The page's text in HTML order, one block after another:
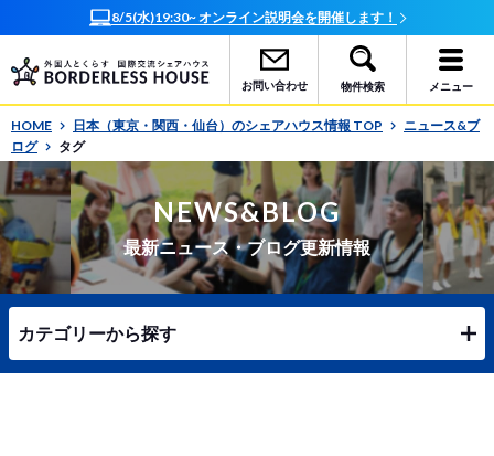
8/5(水)19:30~ オンライン説明会を開催します！
お問い合わせ 物件検索 メニュー
HOME 日本（東京・関西・仙台）のシェアハウス情報 TOP
ニュース&ブ
ログ
タグ
NEWS&BLOG
最新ニュース・ブログ更新情報
カテゴリーから探す